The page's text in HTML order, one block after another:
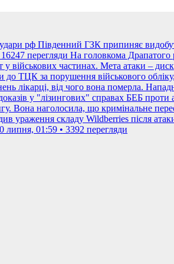
рф Південний ГЗК припиняє
перегляди На головкома Драпатого
частинах. Мета атаки –
до ТЦК за порушення військового
лікарці, від чого вона померла.
у "лізингових" справах БЕБ
Вона наголосила, що кримінальне
ураження складу Wildberries після
липня, 01:59 • 3392 перегляди